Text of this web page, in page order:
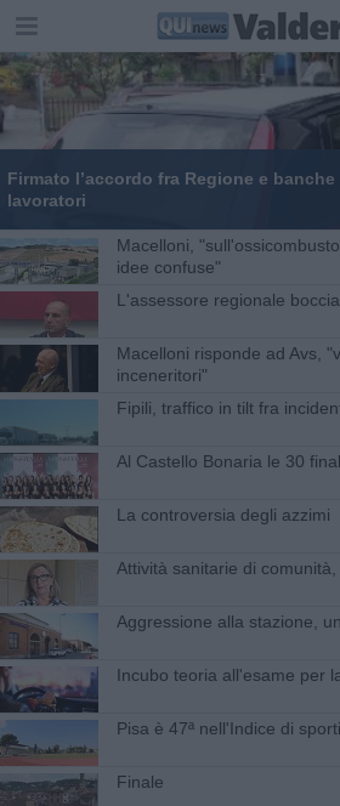
Firmato l’accordo fra Regione e
lavoratori
Macelloni,
idee confuse"
L'assessore regionale
Macelloni risponde ad Avs,
inceneritori"
Fipili, traffico in tilt fra
Al Castello Bonaria le 30
La controversia degli azzimi
Attività sanitarie di
Aggressione alla stazione,
Incubo teoria all'esame per
Pisa è 47ª nell'Indice di
Finale